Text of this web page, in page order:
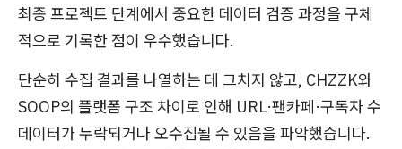
최종 프로젝트 단계에서 중요한 데이터 검증 과정을 구체
적으로 기록한 점이 우수했습니다.
단순히 수집 결과를 나열하는 데 그치지 않고, CHZZK와
SOOP의 플랫폼 구조 차이로 인해 URL·팬카페·구독자 수
데이터가 누락되거나 오수집될 수 있음을 파악했습니다.